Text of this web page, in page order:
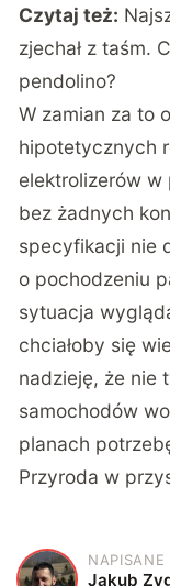
Czytaj też:
zjechał z taśm.
pendolino?
W zamian za to
hipotetycznych
elektrolizerów
bez żadnych
specyfikacji nie
o pochodzeniu
sytuacja
chciałoby się
nadzieję, że nie
samochodów
planach
Przyroda w
J
NAPISANE
Jakub